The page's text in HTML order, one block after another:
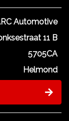
Automotive
11 B
5705CA
Helmond